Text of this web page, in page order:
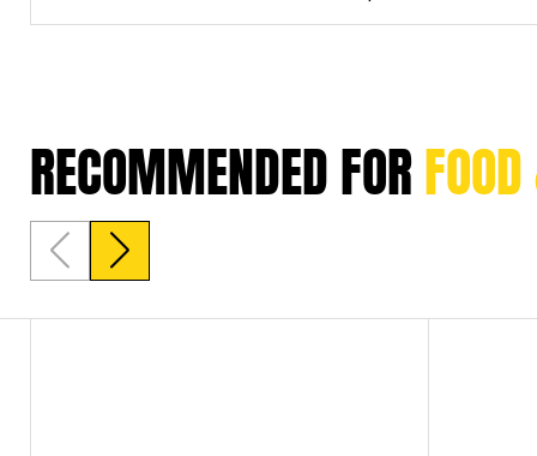
RECOMMENDED FOR